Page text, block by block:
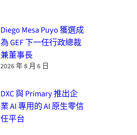
Diego Mesa Puyo 獲選成
為 GEF 下一任行政總裁
兼董事長
2026 年 8 月 6 日
DXC 與 Primary 推出企
業 AI 專用的 AI 原生零信
任平台